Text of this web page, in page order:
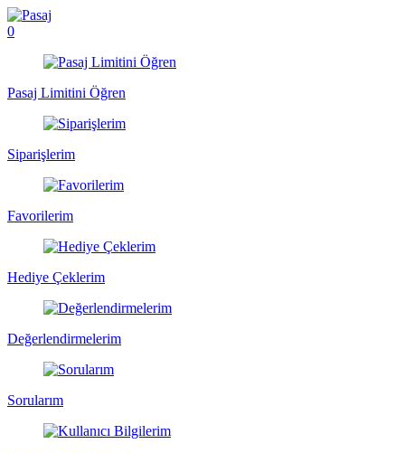
0
Pasaj Limitini Öğren
Siparişlerim
Favorilerim
Hediye Çeklerim
Değerlendirmelerim
Sorularım